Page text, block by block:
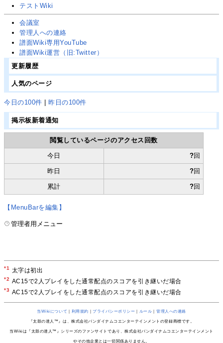
テストWiki
会議室
管理人への連絡
譜面Wiki専用YouTube
譜面Wiki運営 （旧:Twitter）
更新履歴
人気のページ
今日の100件 |昨日の100件
掲示板新着通知
閲覧しているページのアクセス回数
今日 ?回
昨日 ?回
累計 ?回
【MenuBarを編集】
管理者用メニュー
*1 太字は初出
*2 AC15で2人プレイをした通常配点のスコアを引き継いだ場合
*3 AC15で2人プレイをした通常配点のスコアを引き継いだ場合
当Wikiについて 利用規約 ｜プライバシーポリシー ルール ｜管理人への連絡
『太鼓の達人™』は、株式会社バンダイナムコエンターテインメントの登録商標です。
当Wikiは『太鼓の達人™』シリーズのファンサイトであり、株式会社バンダイナムコエンターテインメント
やその他企業とは一切関係ありません。